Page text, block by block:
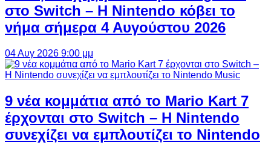
στο Switch – Η Nintendo κόβει το
νήμα σήμερα 4 Αυγούστου 2026
04 Αυγ 2026 9:00 μμ
9 νέα κομμάτια από το Mario Kart 7
έρχονται στο Switch – Η Nintendo
συνεχίζει να εμπλουτίζει το Nintendo